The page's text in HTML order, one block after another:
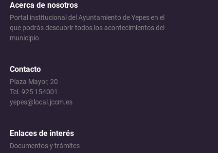
Acerca de nosotros
Portal institucional del Ayuntamiento de Yepes en el
que podrás descubrir todos los acontecimientos del
municipio
Contacto
Plaza Mayor, 20
Tel. 925 154001
yepes@local.jccm.es
Enlaces de interés
Documentos y trámites